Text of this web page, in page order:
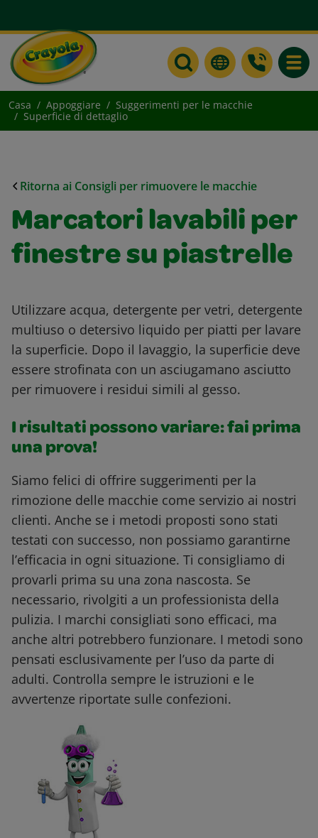
Casa Appoggiare
Suggerimenti per le macchie
Superficie di dettaglio
Ritorna ai Consigli per rimuovere le macchie
Marcatori lavabili per
finestre su piastrelle
Utilizzare acqua, detergente per vetri, detergente
multiuso o detersivo liquido per piatti per lavare
la superficie. Dopo il lavaggio, la superficie deve
essere strofinata con un asciugamano asciutto
per rimuovere i residui simili al gesso.
I risultati possono variare: fai prima
una prova!
Siamo felici di offrire suggerimenti per la
rimozione delle macchie come servizio ai nostri
clienti. Anche se i metodi proposti sono stati
testati con successo, non possiamo garantirne
l’efficacia in ogni situazione. Ti consigliamo di
provarli prima su una zona nascosta. Se
necessario, rivolgiti a un professionista della
pulizia. I marchi consigliati sono efficaci, ma
anche altri potrebbero funzionare. I metodi sono
pensati esclusivamente per l’uso da parte di
adulti. Controlla sempre le istruzioni e le
avvertenze riportate sulle confezioni.